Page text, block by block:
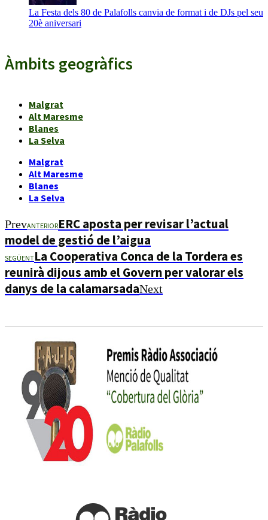
La Festa dels 80 de Palafolls canvia de format i de DJs pel seu
20è aniversari
Àmbits geogràfics
Malgrat
Alt Maresme
Blanes
La Selva
Malgrat
Alt Maresme
Blanes
La Selva
PrevANTERIORERC aposta per revisar l’actual
model de gestió de l’aigua
SEGÜENTLa Cooperativa Conca de la Tordera es
reunirà dijous amb el Govern per valorar els
danys de la calamarsadaNext